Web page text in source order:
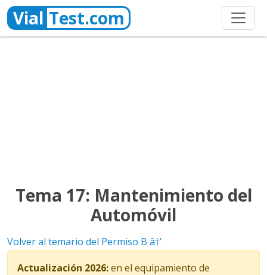
Vial Test.com
Tema 17: Mantenimiento del
Automóvil
Volver al temario del Permiso B â†’
Actualización 2026:en el equipamiento de